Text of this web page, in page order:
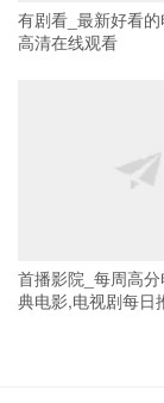
有剧看_最新好看
高清在线观看
首播影院_每周高
典电影,电视剧每日